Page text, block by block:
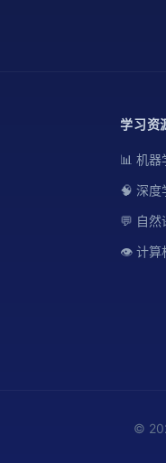
学习资
📊 机器
🧠 深度
💬 自然
👁️ 计算
©